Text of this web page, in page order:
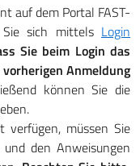
auf dem Portal FAST-
sich mittels Login
Sie beim Login das
Anmeldung
können Sie die
verfügen, müssen Sie
den Anweisungen